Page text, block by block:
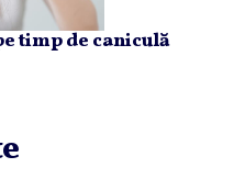
timp de caniculă